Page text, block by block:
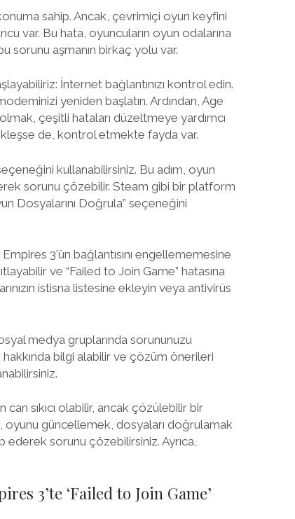
sahip. Ancak, çevrimiçi oyun keyfini
var. Bu hata, oyuncuların oyun odalarına
sorunu aşmanın birkaç yolu var.
İnternet bağlantınızı kontrol edin.
yeniden başlatın. Ardından, Age
çeşitli hataları düzeltmeye yardımcı
de, kontrol etmekte fayda var.
kullanabilirsiniz. Bu adım, oyun
sorunu çözebilir. Steam gibi bir platform
Dosyalarını Doğrula” seçeneğini
3'ün bağlantısını engellememesine
ve “Failed to Join Game” hatasına
istisna listesine ekleyin veya antivirüs
medya gruplarında sorununuzu
bilgi alabilir ve çözüm önerileri
sıkıcı olabilir, ancak çözülebilir bir
oyunu güncellemek, dosyaları doğrulamak
ederek sorunu çözebilirsiniz. Ayrıca,
3’te ‘Failed to Join Game’